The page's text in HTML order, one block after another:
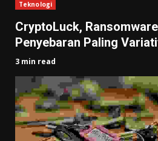
Teknologi
CryptoLuck,
Penyebaran Paling
3 min read